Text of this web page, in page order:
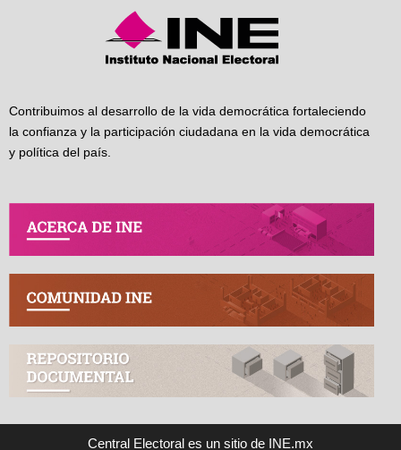
Contribuimos al desarrollo de la vida democrática fortaleciendo
la confianza y la participación ciudadana en la vida democrática
y política del país.
Central Electoral es un sitio de INE.mx